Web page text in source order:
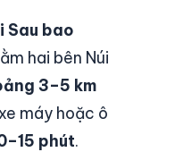
Sau bao
hai bên Núi
3–5 km
máy hoặc ô
phút.